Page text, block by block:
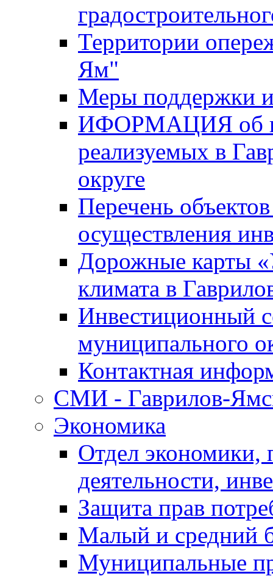
Территории
Ям"
Меры поддержки
ИФОРМАЦИЯ об
реализуемых в
округе
Перечень
осуществления
Дорожные карты
климата в
Инвестиционный
муниципального
Контактная
СМИ - Гаврилов-
Экономика
Отдел экономики,
деятельности,
Защита прав
Малый и средний
Муниципальные